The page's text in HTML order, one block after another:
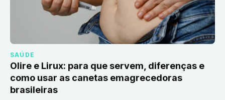
SAÚDE
Olire e Lirux: para que servem, diferenças e
como usar as canetas emagrecedoras
brasileiras